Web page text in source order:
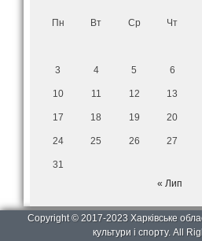
Пн Вт Ср Чт
3 4 5 6
10 11 12 13
17 18 19 20
24 25 26 27
31
« Лип
Copyright © 2017-2023 Харківське
культури і спорту. All